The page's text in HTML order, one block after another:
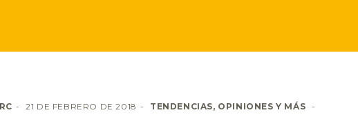
21 DE FEBRERO DE 2018 TENDENCIAS, OPINIONES Y MÁS